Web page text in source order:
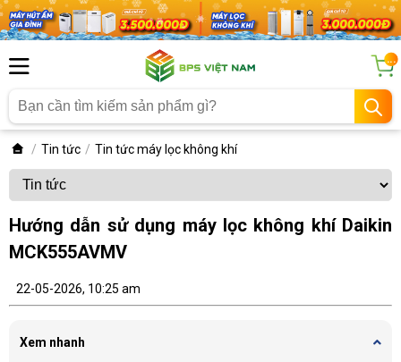
...
Tin tức Tin tức máy lọc không khí
Hướng dẫn sử dụng máy lọc không khí Daikin
MCK555AVMV
22-05-2026, 10:25 am
Xem nhanh